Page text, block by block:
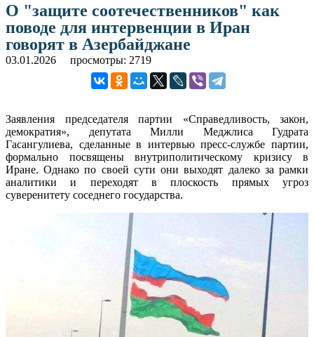
О "защите соотечественников" как
поводе для интервенции в Иран
говорят в Азербайджане
03.01.2026 просмотры: 2719
Заявления председателя партии «Справедливость, закон,
демократия», депутата Милли Меджлиса Гудрата
Гасангулиева, сделанные в интервью пресс-службе партии,
формально посвящены внутриполитическому кризису в
Иране. Однако по своей сути они выходят далеко за рамки
аналитики и переходят в плоскость прямых угроз
суверенитету соседнего государства.